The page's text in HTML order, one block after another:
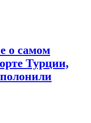
о самом
Турции,